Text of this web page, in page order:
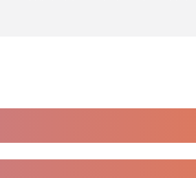
από το Instagram.